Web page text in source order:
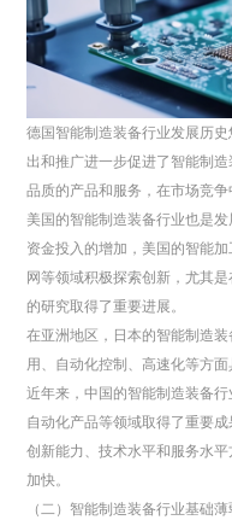
德国智能制造装备行业发展历
出和推广进一步促进了智能制
品质的产品和服务，在市场竞争
美国的智能制造装备行业也是
资金投入的增加，美国的智能
网等领域积极探索创新，尤其
的研究取得了重要进展。
在亚洲地区，日本的智能制造
用、自动化控制、高速化等方面
近年来，中国的智能制造装备
自动化产品等领域取得了重要
创新能力、技术水平和服务水
加快。
（二）智能制造装备行业基础